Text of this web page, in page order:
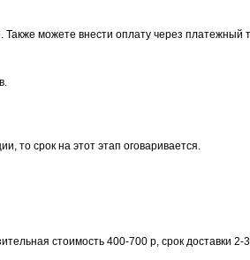
можете внести оплату через платежный
то срок на этот этап оговаривается.
стоимость 400-700 р, срок доставки 2-